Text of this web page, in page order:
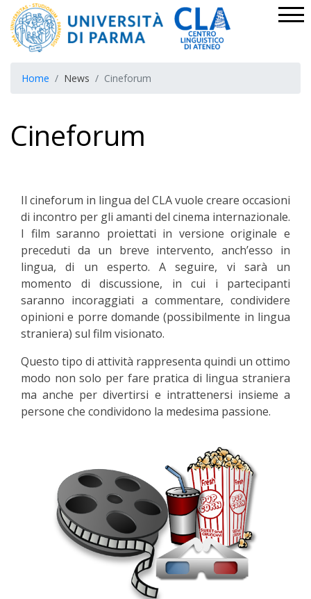
Home News Cineforum
Cineforum
Il cineforum in lingua del CLA vuole creare occasioni
di incontro per gli amanti del cinema internazionale.
I film saranno proiettati in versione originale e
preceduti da un breve intervento, anch’esso in
lingua, di un esperto. A seguire, vi sarà un
momento di discussione, in cui i partecipanti
saranno incoraggiati a commentare, condividere
opinioni e porre domande (possibilmente in lingua
straniera) sul film visionato.
Questo tipo di attività rappresenta quindi un ottimo
modo non solo per fare pratica di lingua straniera
ma anche per divertirsi e intrattenersi insieme a
persone che condividono la medesima passione.